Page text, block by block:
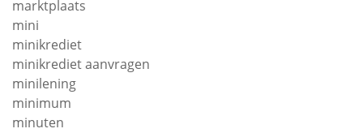
marktplaats
mini
minikrediet
minikrediet aanvragen
minilening
minimum
minuten